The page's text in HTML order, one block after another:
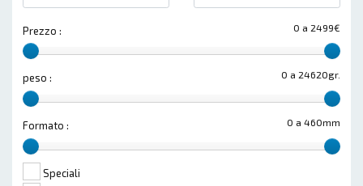
0 a 2499€
Prezzo :
0 a 24620gr.
peso :
0 a 460mm
Formato :
Speciali